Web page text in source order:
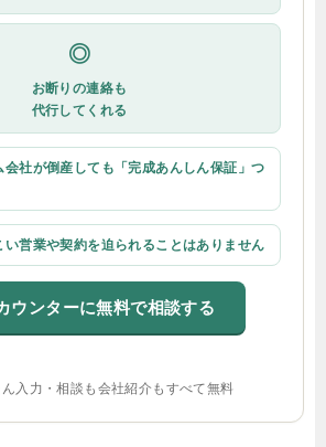
◎
お断りの連絡も
代行してくれる
会社が倒産しても「完成あんしん保証」つ
い営業や契約を迫られることはありません
ウンターに無料で相談する
入力・相談も会社紹介もすべて無料